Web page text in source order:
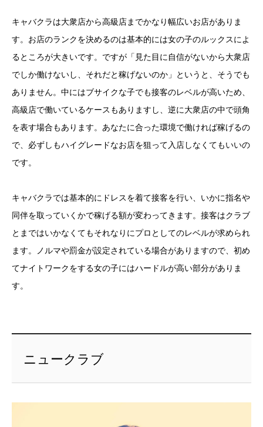
キャバクラは大衆店から高級店までかなり幅広いお店がありま
す。お店のランクを決めるのは基本的には女の子のルックスによ
るところが大きいです。ですが「見た目に自信がないから大衆店
でしか働けないし、それだと稼げないのか」というと、そうでも
ありません。中にはブサイクな子でも接客のレベルが高いため、
高級店で働いているケースもありますし、逆に大衆店の中で頭角
を表す場合もあります。あなたに合った環境で働ければ稼げるの
で、必ずしもハイグレードなお店を狙って入店しなくてもいいの
です。
キャバクラでは基本的にドレスを着て接客を行い、いかに指名や
同伴を取っていくかで稼げる額が変わってきます。接客はクラブ
とまではいかなくてもそれなりにプロとしてのレベルが求められ
ます。ノルマや罰金が設定されている場合がありますので、初め
てナイトワークをする女の子にはハードルが高い部分がありま
す。
ニュークラブ